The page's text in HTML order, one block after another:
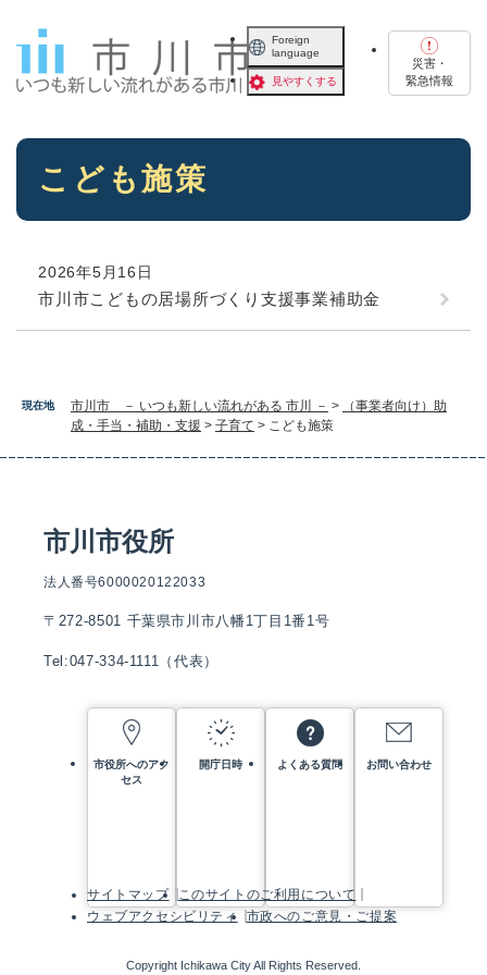
Foreign
language
見やすくする
災害・
緊急情報
現在地 市川市 － いつも新しい流れがある 市川 － >
（事業者向け）助
成・手当・補助・支援 > 子育て > こども施策
本
こども施策
2026年5月16日
市川市こどもの居場所づくり支援事業補助金
市川市役所
法人番号6000020122033
〒272-8501 千葉県市川市八幡1丁目1番1号
Tel:047-334-1111（代表）
市役所へのアク
セス
開庁日時 よくある質問 お問い合わせ
サイトマップ
このサイトのご利用について
ウェブアクセシビリティ
市政へのご意見・ご提案
Copyright Ichikawa City All Rights Reserved.